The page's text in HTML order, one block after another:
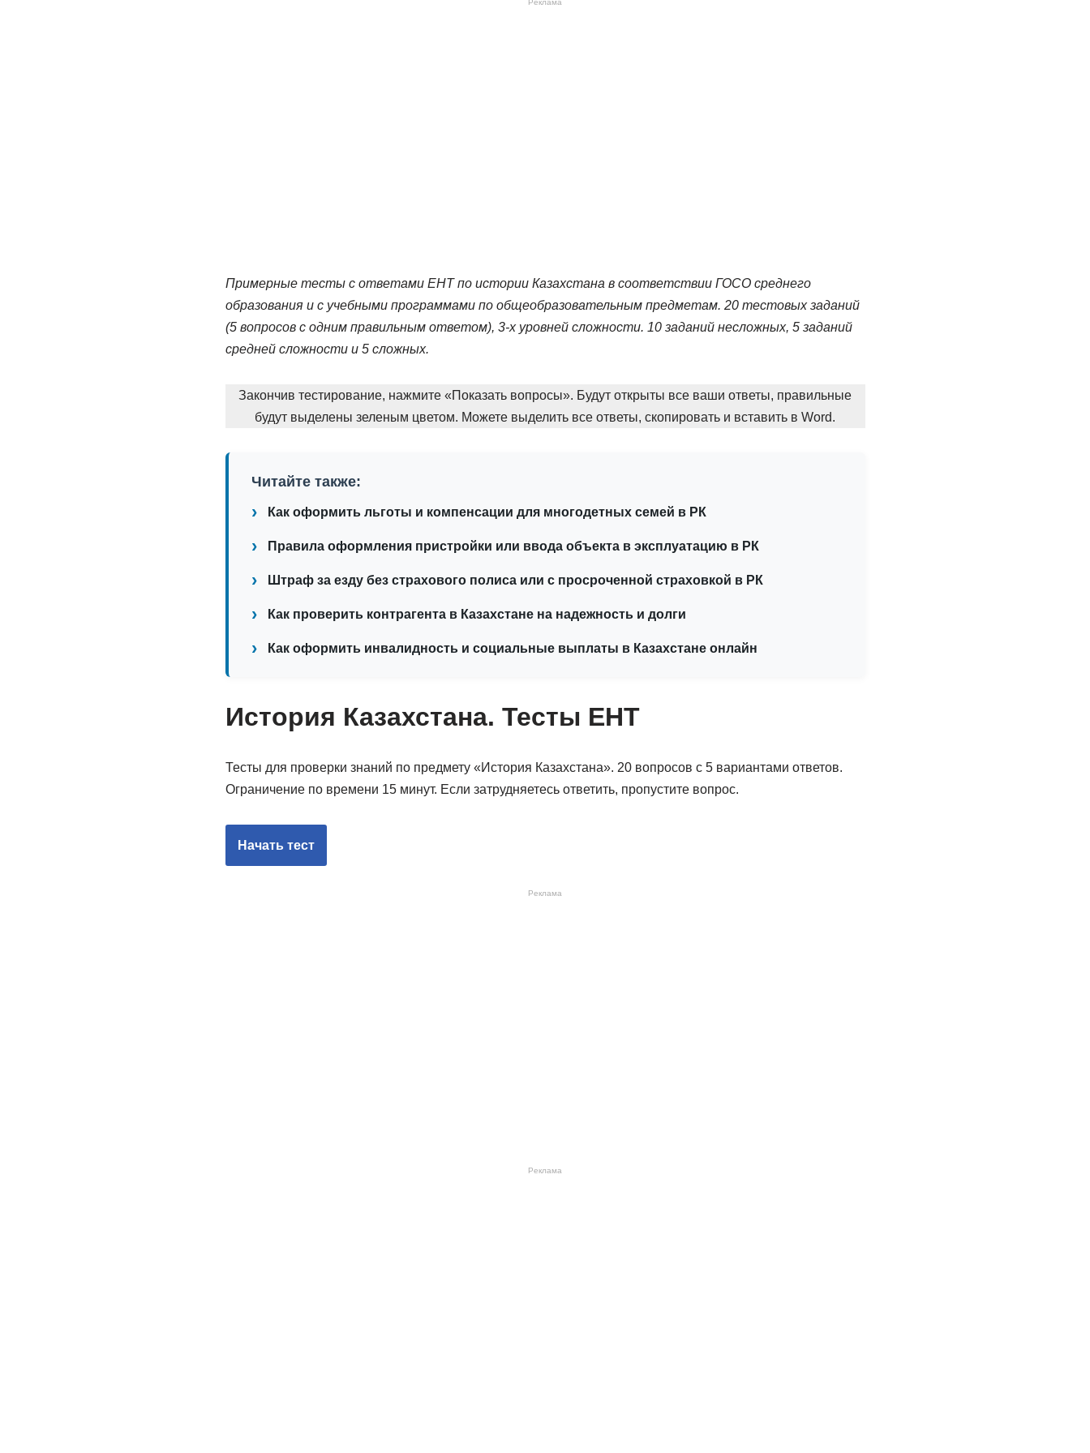
Реклама
Примерные тесты с ответами ЕНТ по истории Казахстана в соответствии ГОСО среднего
образования и с учебными программами по общеобразовательным предметам. 20 тестовых заданий
(5 вопросов с одним правильным ответом), 3-х уровней сложности. 10 заданий несложных, 5 заданий
средней сложности и 5 сложных.
Закончив тестирование, нажмите «Показать вопросы». Будут открыты все ваши ответы, правильные
будут выделены зеленым цветом. Можете выделить все ответы, скопировать и вставить в Word.
Читайте также:
Как оформить льготы и компенсации для многодетных семей в РК
Правила оформления пристройки или ввода объекта в эксплуатацию в РК
Штраф за езду без страхового полиса или с просроченной страховкой в РК
Как проверить контрагента в Казахстане на надежность и долги
Как оформить инвалидность и социальные выплаты в Казахстане онлайн
История Казахстана. Тесты ЕНТ
Тесты для проверки знаний по предмету «История Казахстана». 20 вопросов с 5 вариантами ответов.
Ограничение по времени 15 минут. Если затрудняетесь ответить, пропустите вопрос.
Реклама
Реклама